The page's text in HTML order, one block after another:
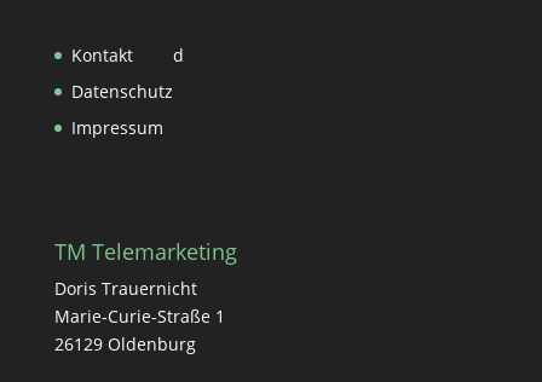
Kontakt
Datenschutz
Impressum
d
TM Telemarketing
Doris Trauernicht
Marie-Curie-Straße 1
26129 Oldenburg